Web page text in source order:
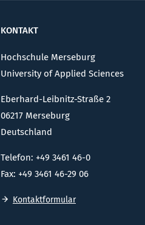
KONTAKT
Hochschule Merseburg
University of Applied Sciences
Eberhard-Leibnitz-Straße 2
06217 Merseburg
Deutschland
Telefon: +49 3461 46-0
Fax: +49 3461 46-29 06
Kontaktformular